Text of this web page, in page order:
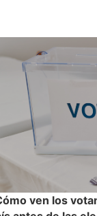
ven los